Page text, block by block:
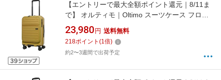
【エントリーで最大全額ポイント還元｜8/11ま
で】 オルティモ｜Oltimo スーツケース フロン
トオープン 約37L（機内持込可）旅行目安：
2〜3泊 マスタード OT-0857-50N-MS [TSAロッ
ク搭載]
23,980 円 送料無料
218ポイント (1倍)
約2〜3週間で出荷予定